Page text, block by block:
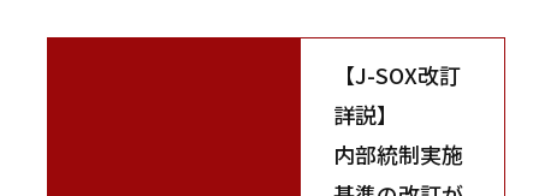
【J-SOX改訂
詳説】
内部統制実施